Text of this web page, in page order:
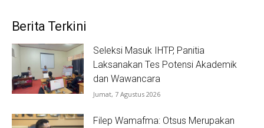
Berita Terkini
Seleksi Masuk IHTP, Panitia
Laksanakan Tes Potensi Akademik
dan Wawancara
Jumat, 7 Agustus 2026
Filep Wamafma: Otsus Merupakan